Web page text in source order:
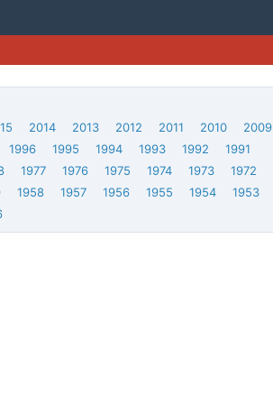
2014 2013 2012 2011 2010
2009
1996 1995 1994 1993 1992
1991
1977 1976 1975 1974 1973
1972
1958 1957 1956 1955 1954
1953